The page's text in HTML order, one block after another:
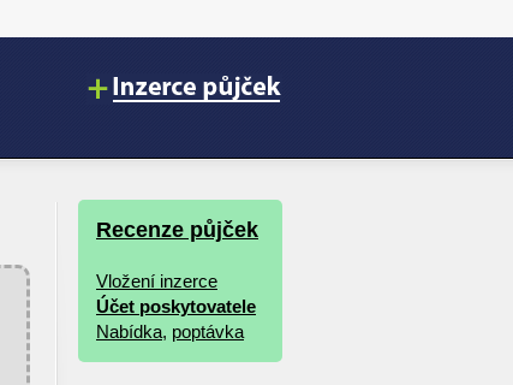
Recenze půjček
Vložení inzerce
Účet poskytovatele
Nabídka, poptávka